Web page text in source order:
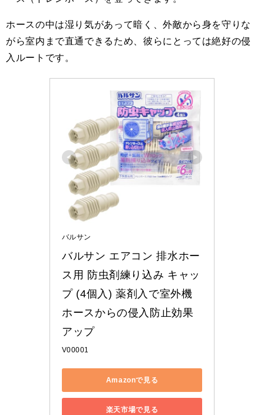
ホースの中は湿り気があって暗く、外敵から身を守りな
がら室内まで直通できるため、彼らにとっては絶好の侵
入ルートです。
バルサン
バルサン エアコン 排水ホー
ス用 防虫剤練り込み キャッ
プ (4個入) 薬剤入で室外機
ホースからの侵入防止効果
アップ
V00001
Amazonで見る
楽天市場で見る